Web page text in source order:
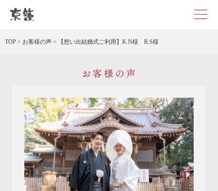
TOP > お客様の声 > 【想い出結婚式ご利用】K.N様 R.S様